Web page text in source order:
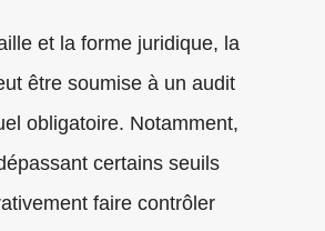
et la forme juridique, la
être soumise à un audit
obligatoire. Notamment,
certains seuils
faire contrôler